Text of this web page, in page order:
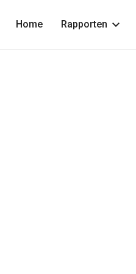
Home Rapporten